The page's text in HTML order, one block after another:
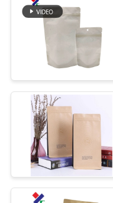
ΣΑΚΟΥΛΑ